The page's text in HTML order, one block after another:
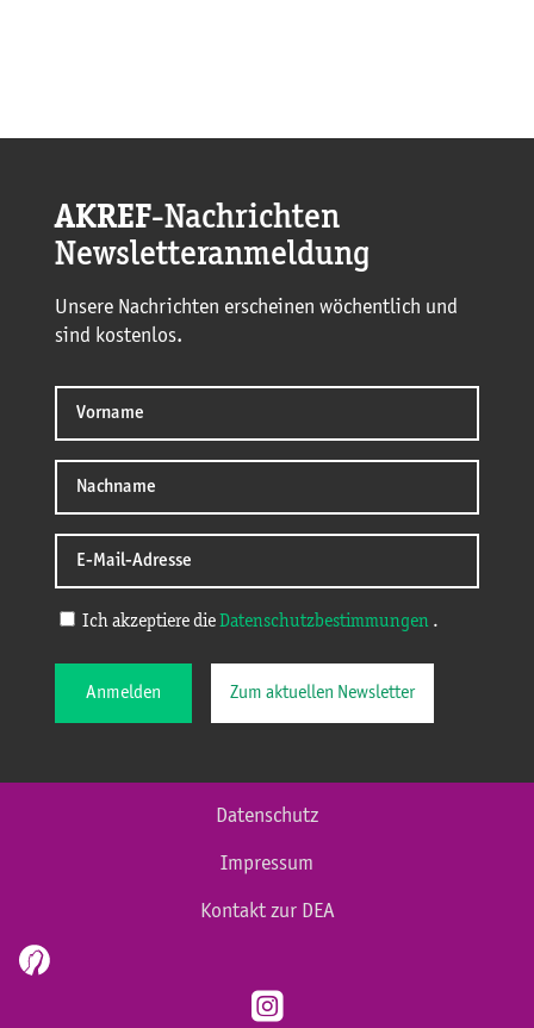
AKREF-Nachrichten
Newsletteranmeldung
Unsere Nachrichten erscheinen wöchentlich und
sind kostenlos.
Ich akzeptiere die Datenschutzbestimmungen .
Anmelden Zum aktuellen Newsletter
Datenschutz
Impressum
Kontakt zur DEA